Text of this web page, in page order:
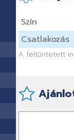
Szín
Csatlakozás
A feltűntetett